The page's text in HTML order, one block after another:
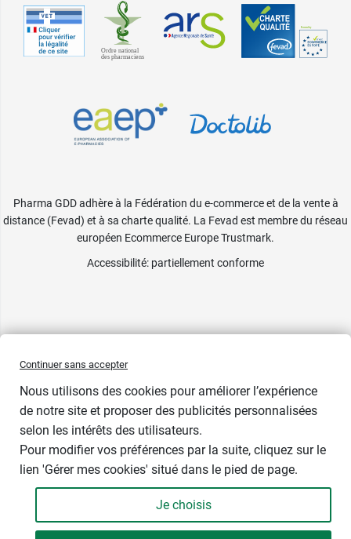
- +
Pharma GDD adhère à la Fédération du e-commerce et de la vente à
distance (Fevad) et à sa charte qualité. La Fevad est membre du réseau
européen Ecommerce Europe Trustmark.
Accessibilité: partiellement conforme
Continuer sans accepter
Nous utilisons des cookies pour améliorer l’expérience
de notre site et proposer des publicités personnalisées
selon les intérêts des utilisateurs.
Pour modifier vos préférences par la suite, cliquez sur le
lien 'Gérer mes cookies' situé dans le pied de page.
Je choisis